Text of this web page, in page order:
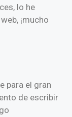
lo he
¡mucho
para el gran
de escribir